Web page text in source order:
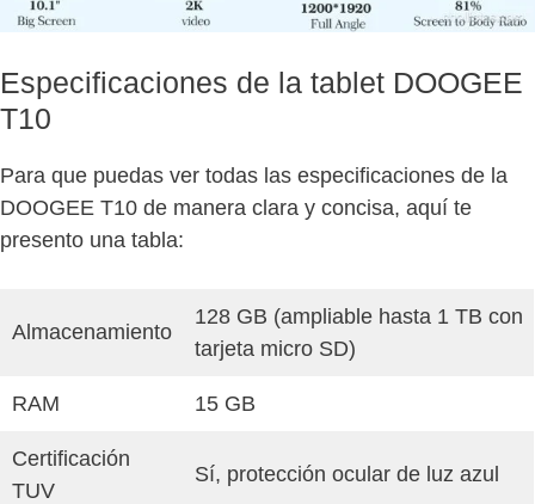
Especificaciones de la tablet DOOGEE
T10
Para que puedas ver todas las especificaciones de la
DOOGEE T10 de manera clara y concisa, aquí te
presento una tabla:
Almacenamiento
128 GB (ampliable hasta 1 TB con
tarjeta micro SD)
RAM 15 GB
Certificación
TUV
Sí, protección ocular de luz azul